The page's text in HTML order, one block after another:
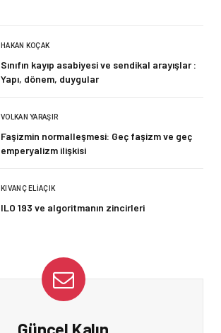
HAKAN KOÇAK
Sınıfın kayıp asabiyesi ve sendikal arayışlar :
Yapı, dönem, duygular
VOLKAN YARAŞIR
Faşizmin normalleşmesi: Geç faşizm ve geç
emperyalizm ilişkisi
KIVANÇ ELIAÇIK
ILO 193 ve algoritmanın zincirleri
Güncel Kalın